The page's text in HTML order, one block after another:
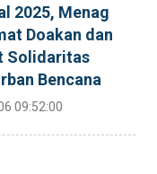
2025, Menag
Doakan dan
Solidaritas
Bencana
09:52:00